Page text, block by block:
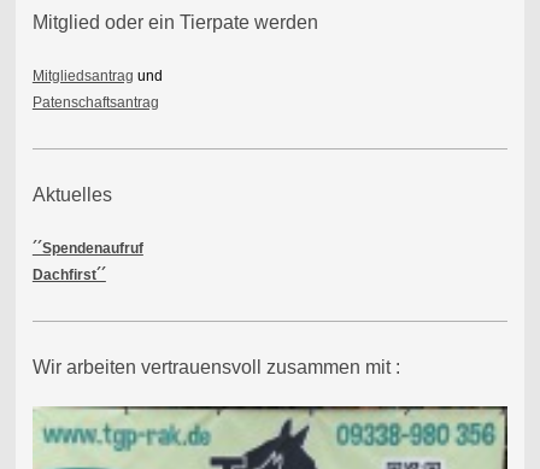
Mitglied oder ein Tierpate werden
Mitgliedsantrag und
Patenschaftsantrag
Aktuelles
´´Spendenaufruf
Dachfirst´´
Wir arbeiten vertrauensvoll zusammen mit :